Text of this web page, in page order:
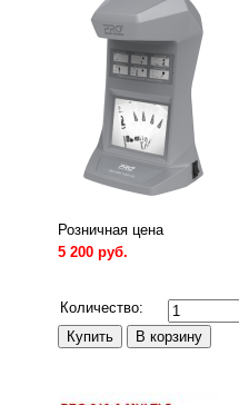
Розничная цена
5 200 руб.
Количество: